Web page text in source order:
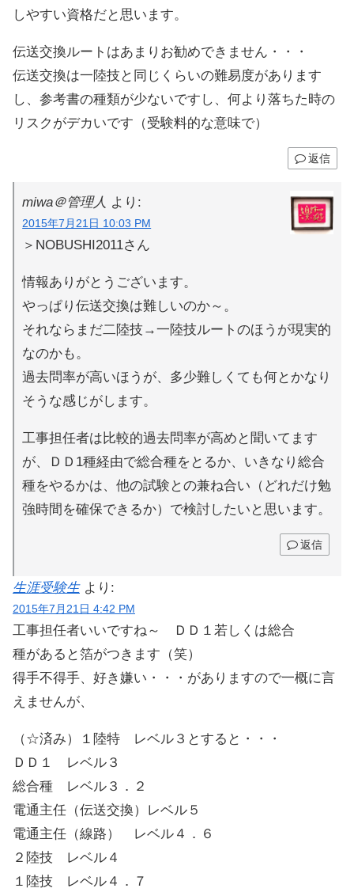
しやすい資格だと思います。
伝送交換ルートはあまりお勧めできません・・・
伝送交換は一陸技と同じくらいの難易度があります
し、参考書の種類が少ないですし、何より落ちた時の
リスクがデカいです（受験料的な意味で）
返信
miwa＠管理人 より:
2015年7月21日 10:03 PM
＞NOBUSHI2011さん
情報ありがとうございます。
やっぱり伝送交換は難しいのか～。
それならまだ二陸技→一陸技ルートのほうが現実的
なのかも。
過去問率が高いほうが、多少難しくても何とかなり
そうな感じがします。
工事担任者は比較的過去問率が高めと聞いてます
が、ＤＤ1種経由で総合種をとるか、いきなり総合
種をやるかは、他の試験との兼ね合い（どれだけ勉
強時間を確保できるか）で検討したいと思います。
返信
生涯受験生 より:
2015年7月21日 4:42 PM
工事担任者いいですね～ ＤＤ１若しくは総合
種があると箔がつきます（笑）
得手不得手、好き嫌い・・・がありますので一概に言
えませんが、
（☆済み）１陸特 レベル３とすると・・・
ＤＤ１ レベル３
総合種 レベル３．２
電通主任（伝送交換）レベル５
電通主任（線路） レベル４．６
２陸技 レベル４
１陸技 レベル４．７